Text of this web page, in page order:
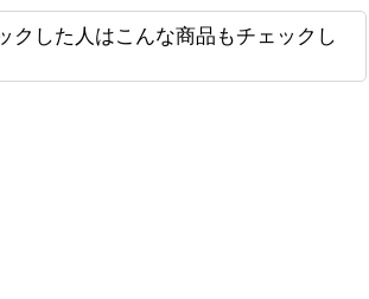
クした人はこんな商品もチェックし